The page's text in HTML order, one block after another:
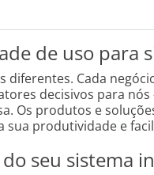
de uso para
diferentes. Cada
decisivos para
Os produtos e
produtividade e
seu sistema